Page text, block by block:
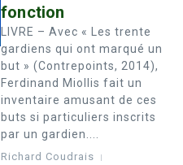
fonction
LIVRE – Avec « Les trente
gardiens qui ont marqué un
but » (Contrepoints, 2014),
Ferdinand Miollis fait un
inventaire amusant de ces
buts si particuliers inscrits
par un gardien....
Richard Coudrais